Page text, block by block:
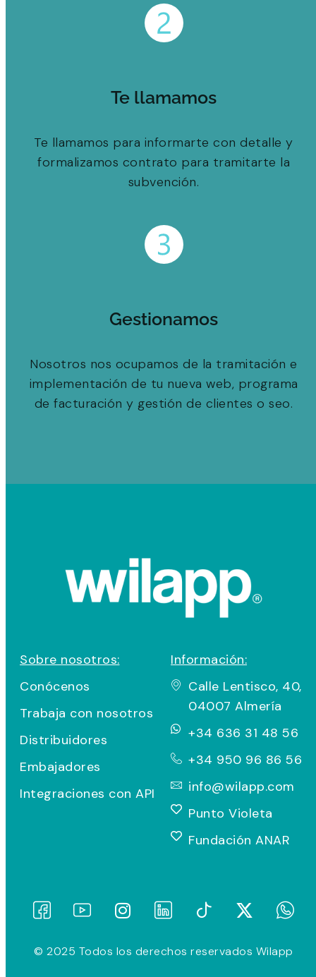
Te llamamos
Te llamamos para informarte con detalle y
formalizamos contrato para tramitarte la
subvención.
Gestionamos
Nosotros nos ocupamos de la tramitación e
implementación de tu nueva web, programa
de facturación y gestión de clientes o seo.
Sobre nosotros:
Conócenos
Trabaja con nosotros
Distribuidores
Embajadores
Integraciones con API
Información:
Calle Lentisco, 40,
04007 Almería
+34 636 31 48 56
+34 950 96 86 56
info@wilapp.com
Punto Violeta
Fundación ANAR
© 2025 Todos los derechos reservados Wilapp